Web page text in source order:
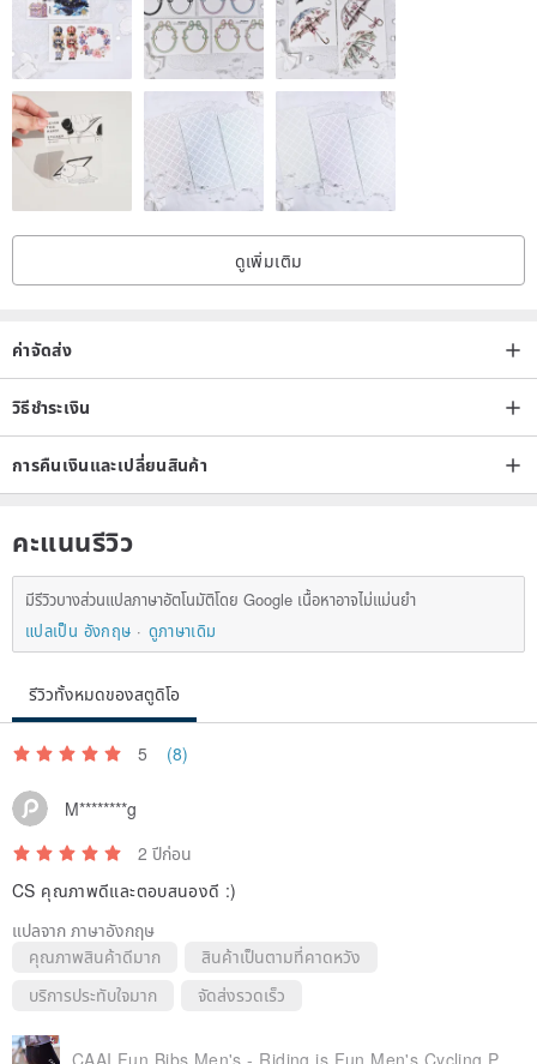
ดูเพิ่มเติม
ค่าจัดส่ง
วิธีชำระเงิน
การคืนเงินและเปลี่ยนสินค้า
คะแนนรีวิว
มีรีวิวบางส่วนแปลภาษาอัตโนมัติโดย Google เนื้อหาอาจไม่แม่นยำ
แปลเป็น อังกฤษ
ดูภาษาเดิม
รีวิวทั้งหมดของสตูดิโอ
5 (8)
M********g
2 ปีก่อน
CS คุณภาพดีและตอบสนองดี :)
แปลจาก ภาษาอังกฤษ
คุณภาพสินค้าดีมาก
สินค้าเป็นตามที่คาดหวัง
บริการประทับใจมาก
จัดส่งรวดเร็ว